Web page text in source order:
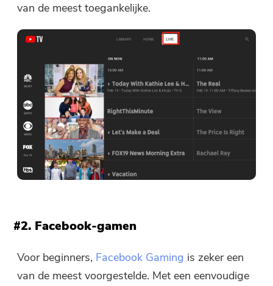
van de meest toegankelijke.
#2. Facebook-gamen
Voor beginners, Facebook Gaming is zeker een
van de meest voorgestelde. Met een eenvoudige
Nu bestellen